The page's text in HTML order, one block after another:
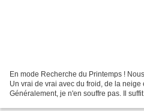
En mode Recherche du Printemps !
Un vrai de vrai avec du froid, de la neige
Généralement, je n'en souffre pas. Il